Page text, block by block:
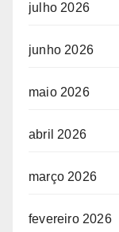
julho 2026
junho 2026
maio 2026
abril 2026
março 2026
fevereiro 2026